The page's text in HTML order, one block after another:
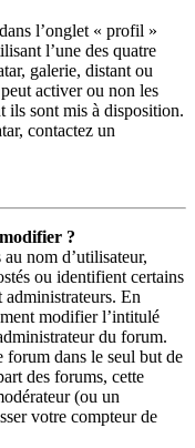
l’onglet « profil »
l’une des quatre
galerie, distant ou
activer ou non les
ils sont mis à disposition.
contactez un
?
nom d’utilisateur,
ou identifient certains
administrateurs. En
modifier l’intitulé
du forum.
forum dans le seul but de
des forums, cette
(ou un
votre compteur de